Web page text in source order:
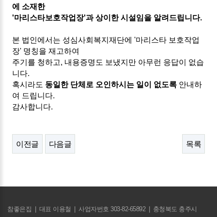
에 소재한
'마리스타보호작업장'과 상이한 시설임을 알려드립니다.
본 법인에서는 성심사회복지재단에 '마리스타 보호작업
장' 명칭을 재고하여
주기를 청하고, 내용증명도 보냈지 만 아무런 응답이 없습
니다.
혹시라도 동일한 단체로 오인하시는 일이 없도록 안내하
여 드립니다.
감사합니다.
이전글 다음글 목록
참좋은집 대표 이용철 사업자번호 303-82-65892 충청북도 충주시